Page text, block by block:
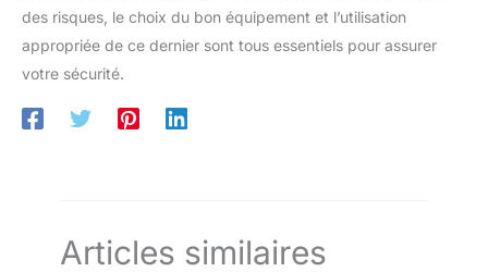
des risques, le choix du bon équipement et l’utilisation
appropriée de ce dernier sont tous essentiels pour assurer
votre sécurité.
Articles similaires